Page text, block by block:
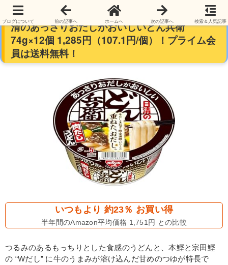
【売れてます】日清食品 カップ麺 どん兵衛 日
清のあっさりおだしがおいしいどん兵衛
74g×12個 1,285円（107.1円/個）！プライム会
員は送料無料！
いつもより 約23％ お買い得
半年間のAmazon平均価格 1,751円 との比較
つるみのあるもっちりとした食感のうどんと、本鰹と宗田鰹
の “Wだし” に牛のうまみが溶け込んだ甘めのつゆが特長で
ブログについて 前の記事へ ホームへ 次の記事へ 検索＆人気記事